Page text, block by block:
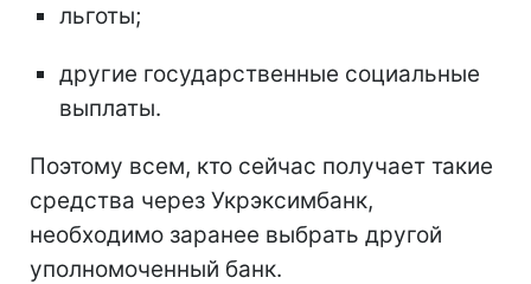
льготы;
другие государственные социальные
выплаты.
Поэтому всем, кто сейчас получает такие
средства через Укрэксимбанк,
необходимо заранее выбрать другой
уполномоченный банк.